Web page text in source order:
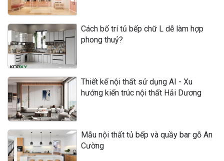
Cách bố trí tủ bếp chữ L dễ làm hợp
phong thuỷ?
Thiết kế nội thất sử dụng AI - Xu
hướng kiến trúc nội thất Hải Dương
Mẫu nội thất tủ bếp và quầy bar gỗ An
Cường